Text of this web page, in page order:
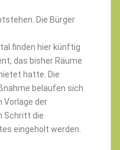
Die Bürger
finden hier künftig
das bisher Räume
hatte. Die
belaufen sich
Vorlage der
Schritt die
eingeholt werden.